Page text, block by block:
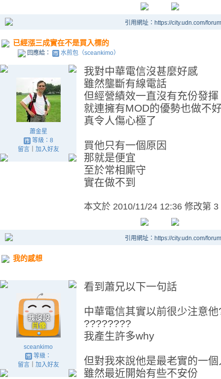
引用網址：https://city.udn.com/
已經漲三成實在不是買入標的
回應給： 水煎包（sceankimo）
蕭金星
等級：8
留言｜ 加入好友
我對中華電信沒甚麼好感
雖然壟斷有線電話
但經營績效一直沒有充份發揮
就連擁有MOD的優勢也做不
真令人傷心極了
買他只有一個原因
那就是便宜
至於常相廝守
實在做不到
本文於 2010/11/24 12:36 修改第 3
引用網址：https://city.udn.com/
我的感想
sceankimo
等級：
留言｜ 加入好友
看到蕭兄以下一句話
中華電信其實以前很少注意他
????????
我產生許多why
但對我來說他是最老實的一個
雖然最近開始有些不安份